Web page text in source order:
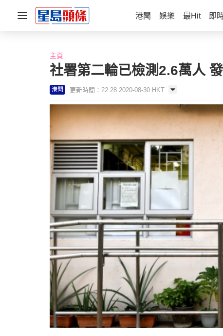
港聞 娛樂 最Hit 即
主頁
社署第二輪已檢測2.6萬人
港聞 更新時間：22:28 2020-08-30 HKT